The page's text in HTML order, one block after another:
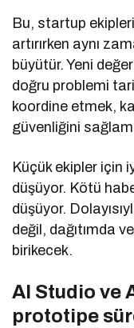
Bu, startup
artırırken aynı
büyütür. Yeni
doğru problemi
koordine etmek,
güvenliğini
Küçük ekipler için
düşüyor. Kötü
düşüyor.
değil, dağıtımda
birikecek.
AI Studio ve
prototipe